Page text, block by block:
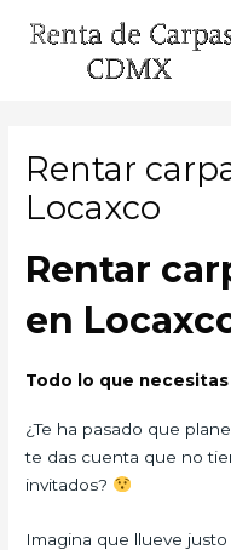
Rentar
Locaxco
Rentar
en
Todo lo que
¿Te ha pasado que
te das cuenta que no
invitados?
Imagina que llueve